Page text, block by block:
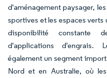
d'aménagement paysager,
sportives et les espaces verts
disponibilité constante
d'applications d'engrais.
également un segment
Nord et en Australie, où